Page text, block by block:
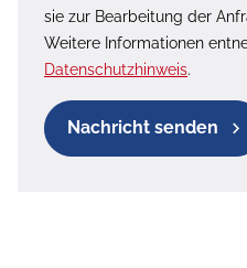
sie zur Bearbeitung der
Weitere Informationen
Datenschutzhinweis.
Nachricht senden